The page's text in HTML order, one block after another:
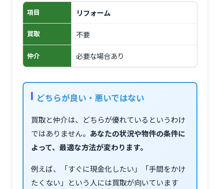
項目 リフォーム
買取 不要
仲介 必要な場合あり
どちらが良い・悪いではない
買取と仲介は、どちらが優れているというわけ
ではありません。 あなたの状況や物件の条件に
よって、最適な方法が変わります。
例えば、「すぐに現金化したい」「手間をかけ
たくない」という人には買取が向いています